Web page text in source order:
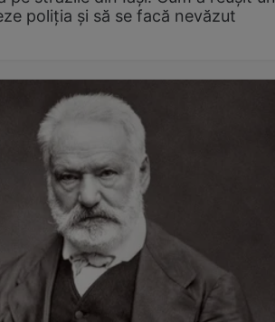
poliția și să se facă nevăzut